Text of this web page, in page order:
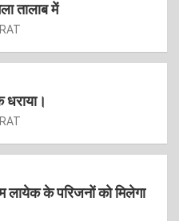
तालाब में
धराया।
के परिजनों को मिलेगा